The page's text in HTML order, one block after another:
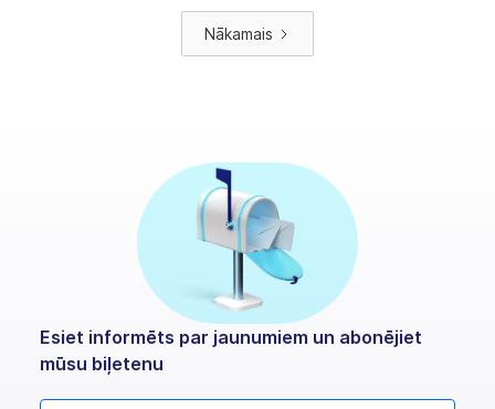
Nākamais
Esiet informēts par jaunumiem un abonējiet
mūsu biļetenu